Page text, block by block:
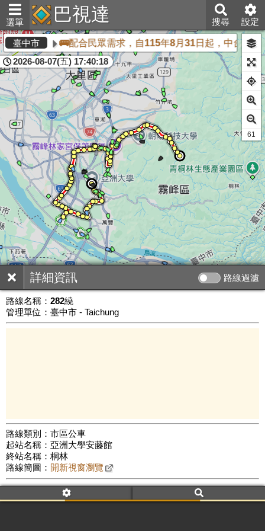
選單 巴視達 搜尋 設定
詳細資訊 路線過濾
路線名稱： 282繞
管理單位：臺中市 - Taichung
路線類別：市區公車
起站名稱：亞洲大學安藤館
終站名稱：桐林
路線簡圖： 開新視窗瀏覽
附屬名稱：282繞
車頭描述：亞洲大學安藤館
桐林
臺中市 🚌配合民眾需求，自115年8月31日起，中台灣
2026-08-07(五) 17:40:18
公車數量: 累計8894、上線7986
61